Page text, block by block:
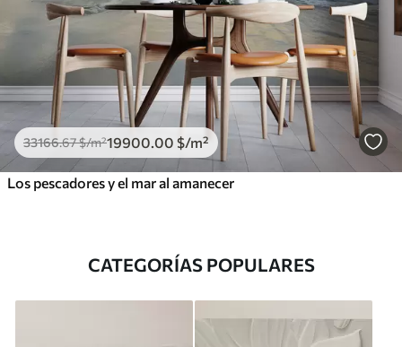
33166.67$/m²19900 .00 $/m²
Los pescadores y el mar al amanecer
CATEGORÍAS POPULARES